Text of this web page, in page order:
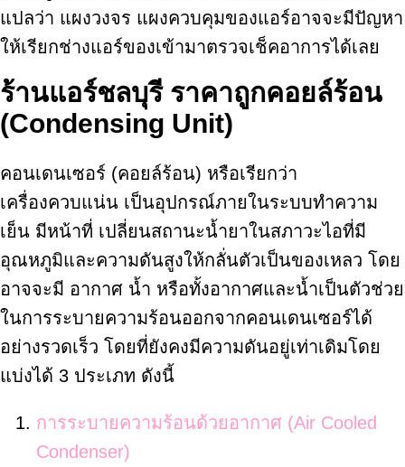
แปลว่า แผงวงจร แผงควบคุมของแอร์อาจจะมีปัญหา
ให้เรียกช่างแอร์ของเข้ามาตรวจเช็คอาการได้เลย
ร้านแอร์ชลบุรี ราคาถูกคอยล์ร้อน
(Condensing Unit)
คอนเดนเซอร์ (คอยล์ร้อน) หรือเรียกว่า
เครื่องควบแน่น เป็นอุปกรณ์ภายในระบบทำความ
เย็น มีหน้าที่ เปลี่ยนสถานะน้ำยาในสภาวะไอที่มี
อุณหภูมิและความดันสูงให้กลั่นตัวเป็นของเหลว โดย
อาจจะมี อากาศ น้ำ หรือทั้งอากาศและน้ำเป็นตัวช่วย
ในการระบายความร้อนออกจากคอนเดนเซอร์ได้
อย่างรวดเร็ว โดยที่ยังคงมีความดันอยู่เท่าเดิมโดย
แบ่งได้ 3 ประเภท ดังนี้
การระบายความร้อนด้วยอากาศ (Air Cooled
Condenser)